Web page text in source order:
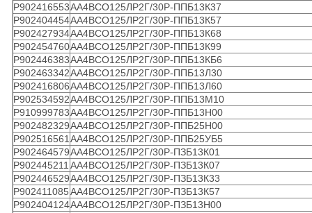
Р902416553АА4ВСО125ЛР2Г/30Р-ППБ13К37
Р902404454АА4ВСО125ЛР2Г/30Р-ППБ13К57
Р902427934АА4ВСО125ЛР2Г/30Р-ППБ13К68
Р902454760АА4ВСО125ЛР2Г/30Р-ППБ13К99
Р902446383АА4ВСО125ЛР2Г/30Р-ППБ13КБ6
Р902463342АА4ВСО125ЛР2Г/30Р-ППБ13Л30
Р902416806АА4ВСО125ЛР2Г/30Р-ППБ13Л60
Р902534592АА4ВСО125ЛР2Г/30Р-ППБ13М10
Р910999783АА4ВСО125ЛР2Г/30Р-ППБ13Н00
Р902482329АА4ВСО125ЛР2Г/30Р-ППБ25Н00
Р902516561 АА4ВСО125ЛР2Г/30Р-ППБ25УБ5
Р902464579АА4ВСО125ЛР2Г/30Р-ПЗБ13К01
Р902445211 АА4ВСО125ЛР2Г/30Р-ПЗБ13К07
Р902446529АА4ВСО125ЛР2Г/30Р-ПЗБ13К33
Р902411085АА4ВСО125ЛР2Г/30Р-ПЗБ13К57
Р902404124АА4ВСО125ЛР2Г/30Р-ПЗБ13Н00